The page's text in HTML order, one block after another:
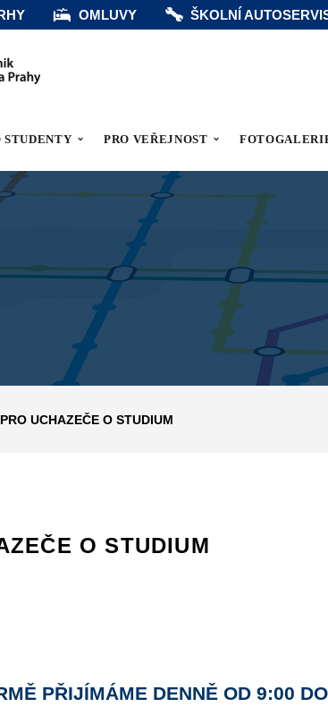
OMLUVY ŠKOLNÍ
STUDENTY PRO VEŘEJNOST
UCHAZEČE O STUDIUM
O STUDIUM
PŘIJÍMÁME DENNĚ OD 9:00